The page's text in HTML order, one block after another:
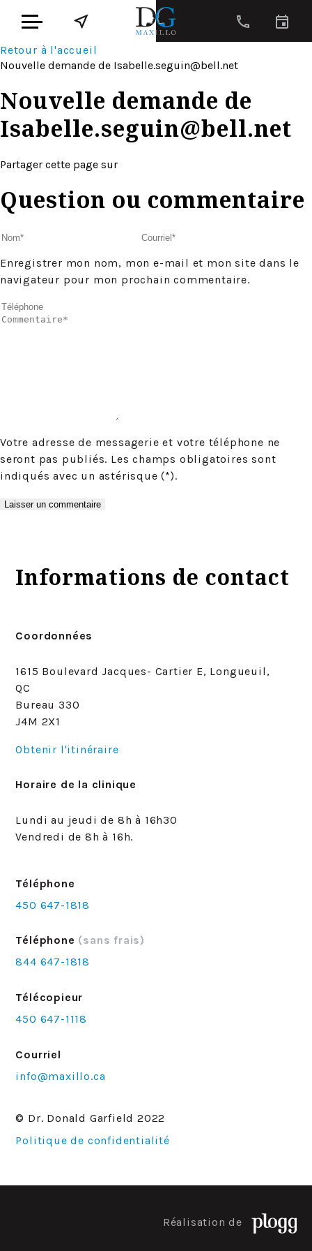
Retour à l'accueil
Nouvelle demande de Isabelle.seguin@bell.net
Nouvelle demande de
Isabelle.seguin@bell.net
Partager cette page sur
Question ou commentaire
Enregistrer mon nom, mon e-mail et mon site dans le
navigateur pour mon prochain commentaire.
Votre adresse de messagerie et votre téléphone ne
seront pas publiés. Les champs obligatoires sont
indiqués avec un astérisque (*).
Informations de contact
Coordonnées
1615 Boulevard Jacques- Cartier E, Longueuil,
QC
Bureau 330
J4M 2X1
Obtenir l'itinéraire
Horaire de la clinique
Lundi au jeudi de 8h à 16h30
Vendredi de 8h à 16h.
Téléphone
450 647-1818
Téléphone (sans frais)
844 647-1818
Télécopieur
450 647-1118
Courriel
info@maxillo.ca
© Dr. Donald Garfield 2022
Politique de confidentialité
Réalisation de